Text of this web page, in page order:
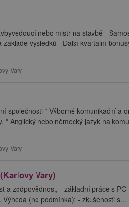
nebo mistr na stavbě -
výsledků - Další kvartální
Vary
společnosti * Výborné komunikační a
* Anglický nebo německý jazyk na
Vary
Vary)
a zodpovědnost, - základní práce s PC
(ne podmínka): - zkušenosti s...